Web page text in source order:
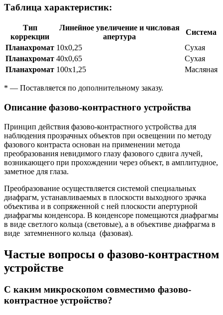
Таблица характеристик:
Тип
коррекции
Линейное увеличение и числовая
апертура
Система
Планахромат 10х0,25
Сухая
Планахромат 40х0,65
Сухая
Планахромат 100х1,25 Масляная
* — Поставляется по дополнительному заказу.
Описание фазово-контрастного устройства
Принцип действия фазово-контрастного устройства для
наблюдения прозрачных объектов при освещении по методу
фазового контраста основан на применении метода
преобразования невидимого глазу фазового сдвига лучей,
возникающего при прохождении через объект, в амплитудное,
заметное для глаза.
Преобразование осуществляется системой специальных
диафрагм, устанавливаемых в плоскости выходного зрачка
объектива и в сопряженной с ней плоскости апертурной
диафрагмы конденсора. В конденсоре помещаются диафрагмы
в виде светлого кольца (световые), а в объективе диафрагма в
виде затемненного кольца (фазовая).
Частые вопросы о фазово-контрастном
устройстве
С каким микроскопом совместимо фазово-
контрастное устройство?